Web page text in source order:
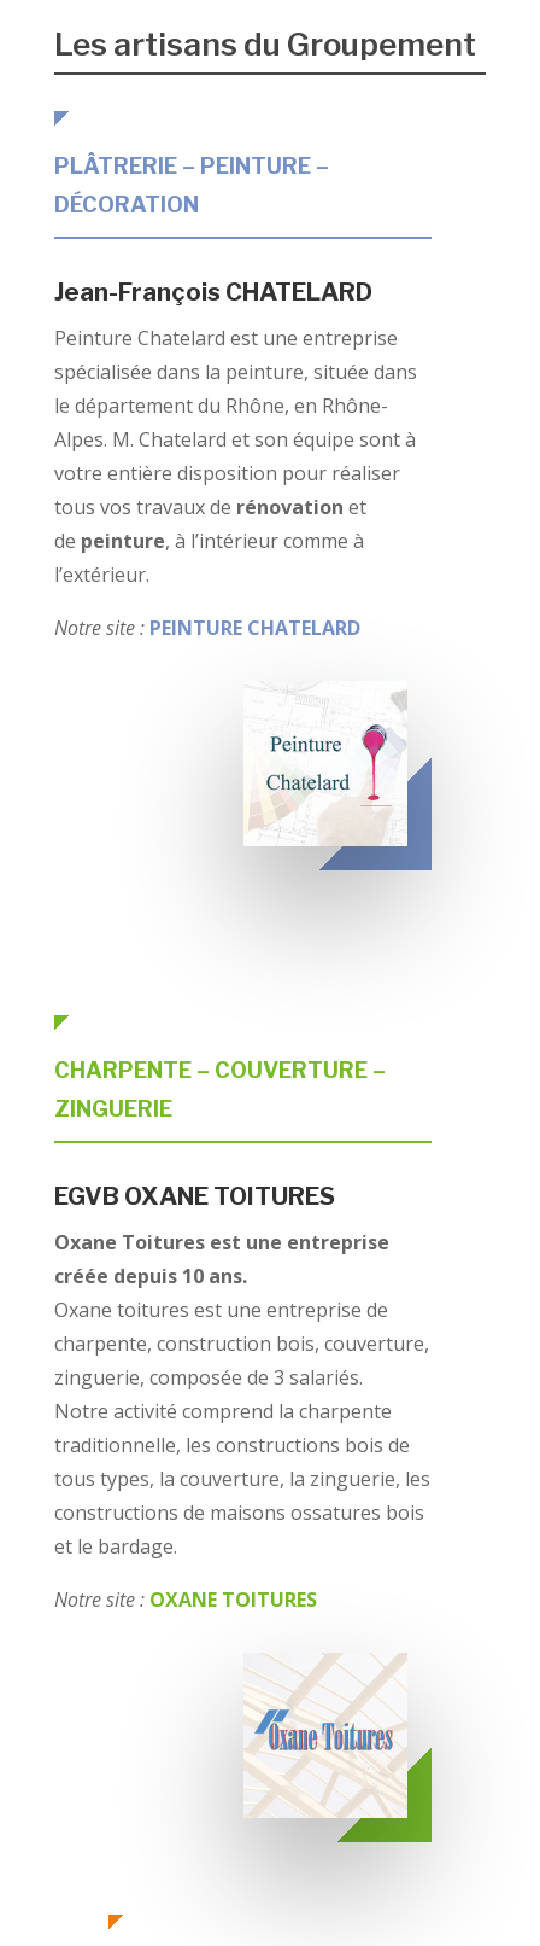
Les artisans du Groupement
PLÂTRERIE – PEINTURE –
DÉCORATION
Jean-François CHATELARD
Peinture Chatelard est une entreprise
spécialisée dans la peinture, située dans
le département du Rhône, en Rhône-
Alpes. M. Chatelard et son équipe sont à
votre entière disposition pour réaliser
tous vos travaux de rénovation et
de peinture, à l’intérieur comme à
l’extérieur.
Notre site : PEINTURE CHATELARD
CHARPENTE – COUVERTURE –
ZINGUERIE
EGVB OXANE TOITURES
Oxane Toitures est une entreprise
créée depuis 10 ans.
Oxane toitures est une entreprise de
charpente, construction bois, couverture,
zinguerie, composée de 3 salariés.
Notre activité comprend la charpente
traditionnelle, les constructions bois de
tous types, la couverture, la zinguerie, les
constructions de maisons ossatures bois
et le bardage.
Notre site : OXANE TOITURES